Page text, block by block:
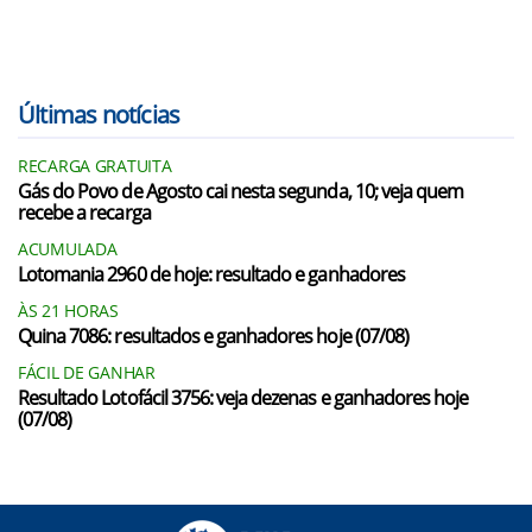
Últimas notícias
RECARGA GRATUITA
Gás do Povo de Agosto cai nesta segunda, 10; veja quem
recebe a recarga
ACUMULADA
Lotomania 2960 de hoje: resultado e ganhadores
ÀS 21 HORAS
Quina 7086: resultados e ganhadores hoje (07/08)
FÁCIL DE GANHAR
Resultado Lotofácil 3756: veja dezenas e ganhadores hoje
(07/08)